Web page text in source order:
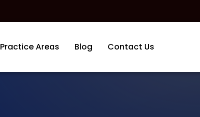
Practice Areas Blog Contact Us